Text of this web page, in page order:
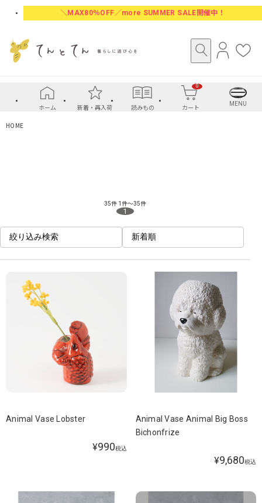
＼MAX80％OFF／more SUMMER SALE開催中！
に
入
り
ホーム 新着・再入荷 読みもの カート
0
MENU
HOME
35件 1件～35件
1
絞り込み検索 新着順
Animal Vase Lobster
¥990税込
Animal Vase Animal Big Boss
Bichonfrize
¥9,680税込